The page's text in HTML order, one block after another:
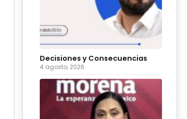
Decisiones y Consecuencias
4 agosto, 2026